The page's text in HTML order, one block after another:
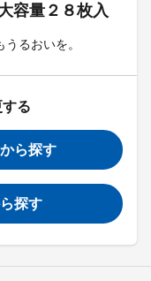
容量２８枚入
るおいを。
る
ら探す
探す